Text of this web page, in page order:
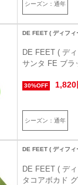
シーズン：通年
DE FEET ( ディフィ
DE FEET ( デ
サンタ FE ブラ
30%OFF 1,820
シーズン：通年
DE FEET ( ディフィ
DE FEET ( デ
タコアボカド